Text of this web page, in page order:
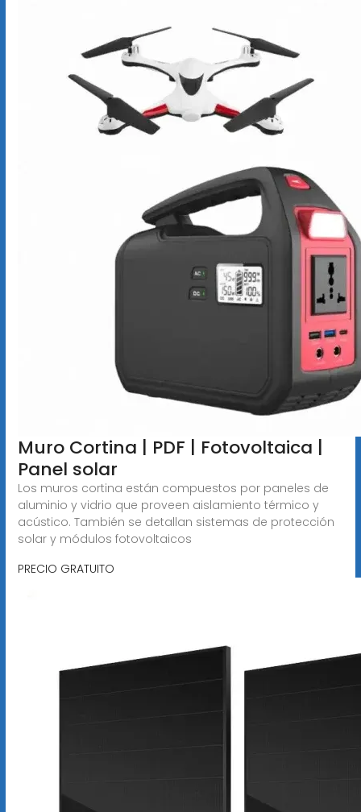
Muro Cortina | PDF | Fotovoltaica |
Panel solar
Los muros cortina están compuestos por paneles de
aluminio y vidrio que proveen aislamiento térmico y
acústico. También se detallan sistemas de protección
solar y módulos fotovoltaicos
PRECIO GRATUITO